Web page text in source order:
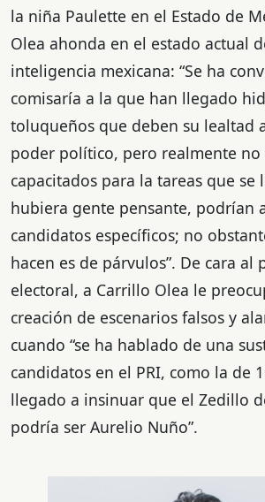
la niña Paulette en el Estado de
Olea ahonda en el estado actual
inteligencia mexicana: “Se ha
comisaría a la que han llegado
toluqueños que deben su lealtad
poder político, pero realmente no
capacitados para la tareas que se
hubiera gente pensante, podrían
candidatos específicos; no
hacen es de párvulos”. De cara al
electoral, a Carrillo Olea le
creación de escenarios falsos y
cuando “se ha hablado de una
candidatos en el PRI, como la de
llegado a insinuar que el Zedillo
podría ser Aurelio Nuño”.